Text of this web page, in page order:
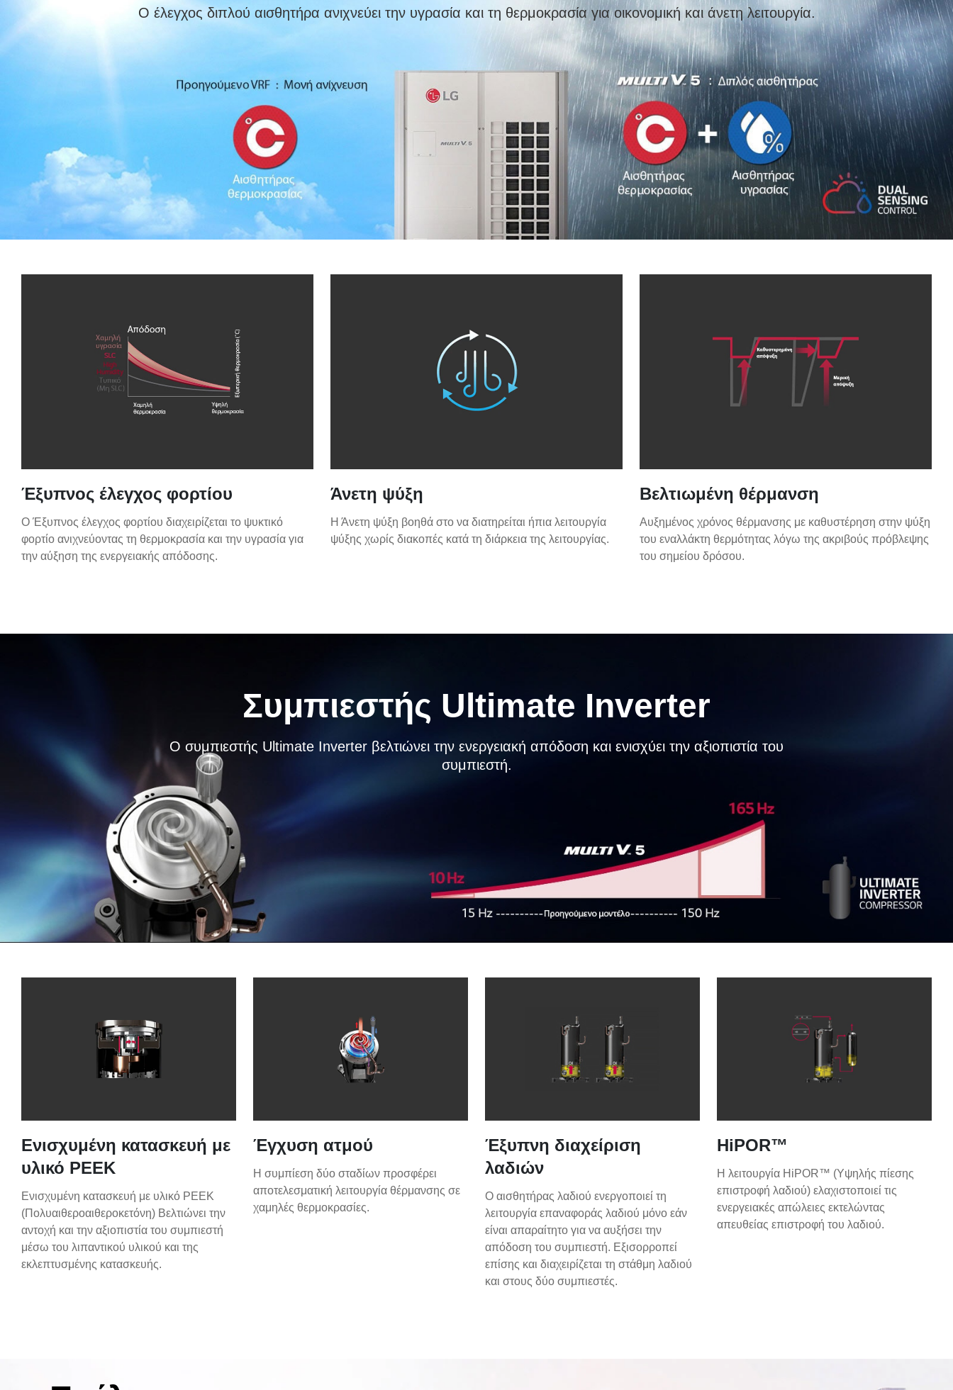
Ο έλεγχος διπλού αισθητήρα ανιχνεύει την υγρασία και τη θερμοκρασία για οικονομική και άνετη λειτουργία.
Έξυπνος έλεγχος φορτίου
Ο Έξυπνος έλεγχος φορτίου διαχειρίζεται το ψυκτικό
φορτίο ανιχνεύοντας τη θερμοκρασία και την υγρασία για
την αύξηση της ενεργειακής απόδοσης.
Άνετη ψύξη
Η Άνετη ψύξη βοηθά στο να διατηρείται ήπια λειτουργία
ψύξης χωρίς διακοπές κατά τη διάρκεια της λειτουργίας.
Βελτιωμένη θέρμανση
Αυξημένος χρόνος θέρμανσης με καθυστέρηση στην ψύξη
του εναλλάκτη θερμότητας λόγω της ακριβούς πρόβλεψης
του σημείου δρόσου.
Συμπιεστής Ultimate Inverter
Ο συμπιεστής Ultimate Inverter βελτιώνει την ενεργειακή απόδοση και ενισχύει την αξιοπιστία του
συμπιεστή.
Ενισχυμένη κατασκευή με
υλικό PEEK
Ενισχυμένη κατασκευή με υλικό PEEK
(Πολυαιθεροαιθεροκετόνη) Βελτιώνει την
αντοχή και την αξιοπιστία του συμπιεστή
μέσω του λιπαντικού υλικού και της
εκλεπτυσμένης κατασκευής.
Έγχυση ατμού
Η συμπίεση δύο σταδίων προσφέρει
αποτελεσματική λειτουργία θέρμανσης σε
χαμηλές θερμοκρασίες.
Έξυπνη διαχείριση
λαδιών
Ο αισθητήρας λαδιού ενεργοποιεί τη
λειτουργία επαναφοράς λαδιού μόνο εάν
είναι απαραίτητο για να αυξήσει την
απόδοση του συμπιεστή. Εξισορροπεί
επίσης και διαχειρίζεται τη στάθμη λαδιού
και στους δύο συμπιεστές.
HiPOR™
Η λειτουργία HiPOR™ (Υψηλής πίεσης
επιστροφή λαδιού) ελαχιστοποιεί τις
ενεργειακές απώλειες εκτελώντας
απευθείας επιστροφή του λαδιού.